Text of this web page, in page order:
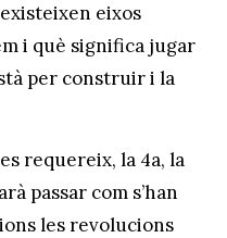
eixos
i què significa jugar
per construir i la
requereix, la 4a, la
passar com s’han
les revolucions